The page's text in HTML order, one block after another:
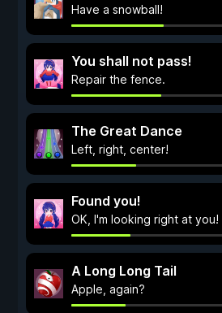
Have a snowball!
You shall not pass!
Repair the fence.
The Great Dance
Left, right, center!
Found you!
OK, I'm looking right at you!
A Long Long Tail
Apple, again?